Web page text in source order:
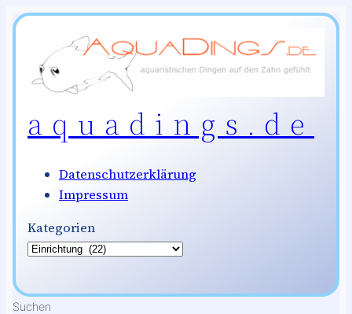
Zum
springen
aquadings.de
Datenschutzerklärung
Impressum
Kategorien
Suchen